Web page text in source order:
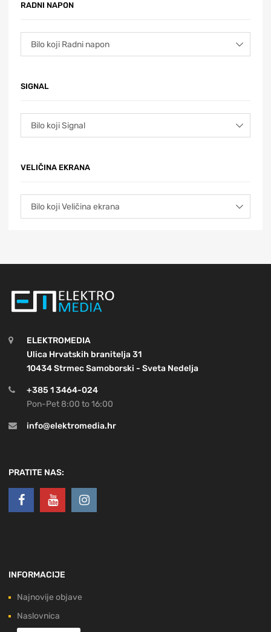
RADNI NAPON
SIGNAL
VELIČINA EKRANA
ELEKTROMEDIA
Ulica Hrvatskih branitelja 31
10434 Strmec Samoborski - Sveta Nedelja
+385 1 3464-024
Pon-Pet 8:00 to 16:00
info@elektromedia.hr
PRATITE NAS:
INFORMACIJE
Najnovije objave
Naslovnica